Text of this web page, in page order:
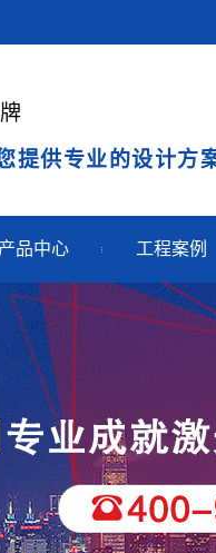
提供专业的设计方
产品中心 工程案例